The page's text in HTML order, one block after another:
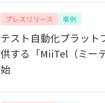
プレスリリース 事例
テスト自動化プラッ
供する「MiiTel（ミー
始